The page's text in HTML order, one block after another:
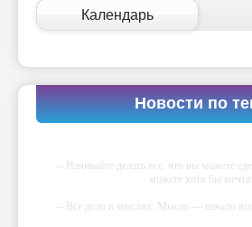
Календарь
Новости по
-- Начинайте делать все, что вы можете
можете хотя бы
-- Все дело в мыслях. Мысль — начало